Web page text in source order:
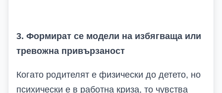
3. Формират се модели на избягваща или
тревожна привързаност
Когато родителят е физически до детето, но
психически е в работна криза, то чувства